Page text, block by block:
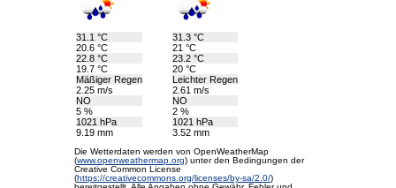
31.1 °C
20.6 °C
22.8 °C
19.7 °C
Mäßiger Regen
2.25 m/s
NO
5 %
1021 hPa
9.19 mm
31.3 °C
21 °C
23.2 °C
20 °C
Leichter Regen
2.61 m/s
NO
2 %
1021 hPa
3.52 mm
Die Wetterdaten werden von OpenWeatherMap
(www.openweathermap.org) unter den Bedingungen der
Creative Common License
(https://creativecommons.org/licenses/by-sa/2.0/)